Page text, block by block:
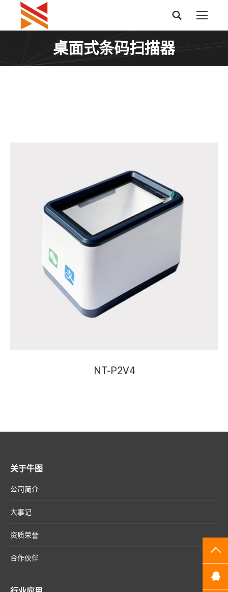
搜
桌面式条码扫描器
NT-P2V4
关于牛图
公司简介
大事记
资质荣誉
合作伙伴